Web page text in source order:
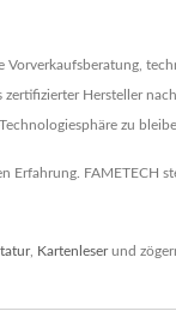
Hersteller
zu
FAMETECH
, Kartenleserund